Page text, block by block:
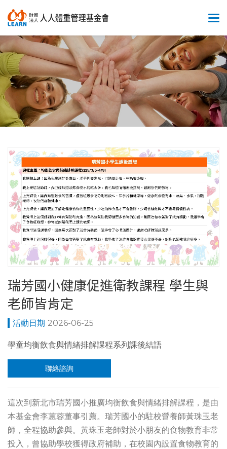
瑞芳國小健康促進衛教課程 學生與
老師皆肯定
2026-06-25
學童均衡飲食與情緒排解課程系列課後結語
聯絡諮詢
這次到新北市瑞芳國小推廣均衡飲食與情緒排解課程，是由
本基金會李蕙蓉董事引薦。瑞芳國小的駐校營養師黃珠玉老
師，全程協助參與。黃珠玉老師對於小朋友的食物教育非常
投入，曾協助學校獲得政府補助，在校園內設置食物教育的